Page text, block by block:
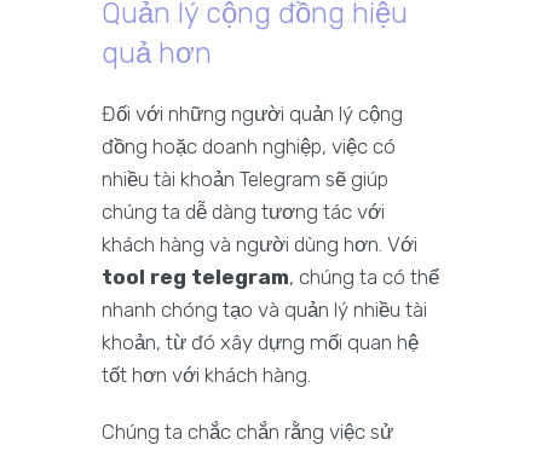
Quản lý cộng đồng hiệu
quả hơn
Đối với những người quản lý cộng
đồng hoặc doanh nghiệp, việc có
nhiều tài khoản Telegram sẽ giúp
chúng ta dễ dàng tương tác với
khách hàng và người dùng hơn. Với
tool reg telegram, chúng ta có thể
nhanh chóng tạo và quản lý nhiều tài
khoản, từ đó xây dựng mối quan hệ
tốt hơn với khách hàng.
Chúng ta chắc chắn rằng việc sử